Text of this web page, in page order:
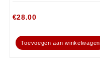
€28.00
Toevoegen aan winkelwagen